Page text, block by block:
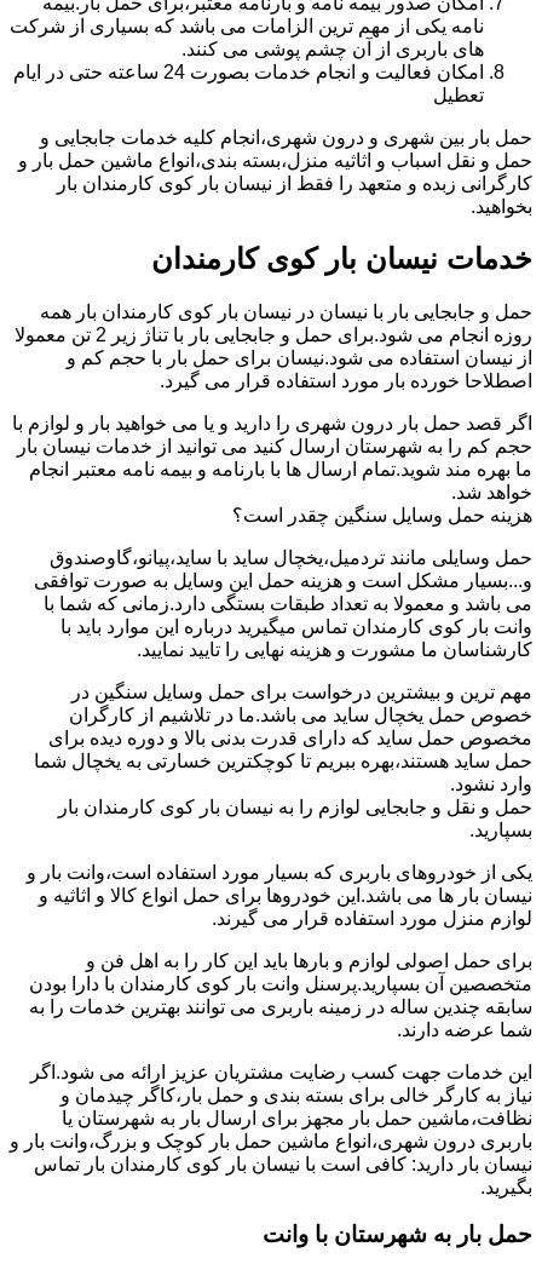
نامه یکی از مهم ترین الزامات می باشد که بسیاری از شرکت
های باربری از آن چشم پوشی می کنند.
امکان فعالیت و انجام خدمات بصورت 24 ساعته حتی در ایام
تعطیل
حمل بار بین شهری و درون شهری،انجام کلیه خدمات جابجایی و
حمل و نقل اسباب و اثاثیه منزل،بسته بندی،انواع ماشین حمل بار و
کارگرانی زبده و متعهد را فقط از نیسان بار کوی کارمندان بار
بخواهید.
خدمات نیسان بار کوی کارمندان
حمل و جابجایی بار با نیسان در نیسان بار کوی کارمندان بار همه
روزه انجام می شود.برای حمل و جابجایی بار با تناژ زیر 2 تن معمولا
از نیسان استفاده می شود.نیسان برای حمل بار با حجم کم و
اصطلاحا خورده بار مورد استفاده قرار می گیرد.
اگر قصد حمل بار درون شهری را دارید و یا می خواهید بار و لوازم با
حجم کم را به شهرستان ارسال کنید می توانید از خدمات نیسان بار
ما بهره مند شوید.تمام ارسال ها با بارنامه و بیمه نامه معتبر انجام
خواهد شد.
هزینه حمل وسایل سنگین چقدر است؟
حمل وسایلی مانند تردمیل،یخچال ساید با ساید،پیانو،گاوصندوق
و...بسیار مشکل است و هزینه حمل این وسایل به صورت توافقی
می باشد و معمولا به تعداد طبقات بستگی دارد.زمانی که شما با
وانت بار کوی کارمندان تماس میگیرید درباره این موارد باید با
کارشناسان ما مشورت و هزینه نهایی را تایید نمایید.
مهم ترین و بیشترین درخواست برای حمل وسایل سنگین در
خصوص حمل یخچال ساید می باشد.ما در تلاشیم از کارگران
مخصوص حمل ساید که دارای قدرت بدنی بالا و دوره دیده برای
حمل ساید هستند،بهره ببریم تا کوچکترین خسارتی به یخچال شما
وارد نشود.
حمل و نقل و جابجایی لوازم را به نیسان بار کوی کارمندان بار
بسپارید.
یکی از خودروهای باربری که بسیار مورد استفاده است،وانت بار و
نیسان بار ها می باشد.این خودروها برای حمل انواع کالا و اثاثیه و
لوازم منزل مورد استفاده قرار می گیرند.
برای حمل اصولی لوازم و بارها باید این کار را به اهل فن و
متخصصین آن بسپارید.پرسنل وانت بار کوی کارمندان با دارا بودن
سابقه چندین ساله در زمینه باربری می توانند بهترین خدمات را به
شما عرضه دارند.
این خدمات جهت کسب رضایت مشتریان عزیز ارائه می شود.اگر
نیاز به کارگر خالی برای بسته بندی و حمل بار،کاگر چیدمان و
نظافت،ماشین حمل بار مجهز برای ارسال بار به شهرستان یا
باربری درون شهری،انواع ماشین حمل بار کوچک و بزرگ،وانت بار و
نیسان بار دارید: کافی است با نیسان بار کوی کارمندان بار تماس
بگیرید.
حمل بار به شهرستان با وانت